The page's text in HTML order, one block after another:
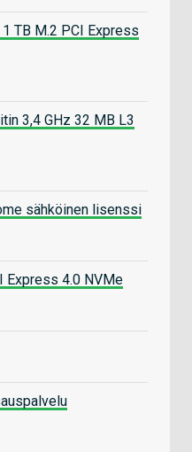
TB M.2 PCI Express
3,4 GHz 32 MB L3
sähköinen lisenssi
Express 4.0 NVMe